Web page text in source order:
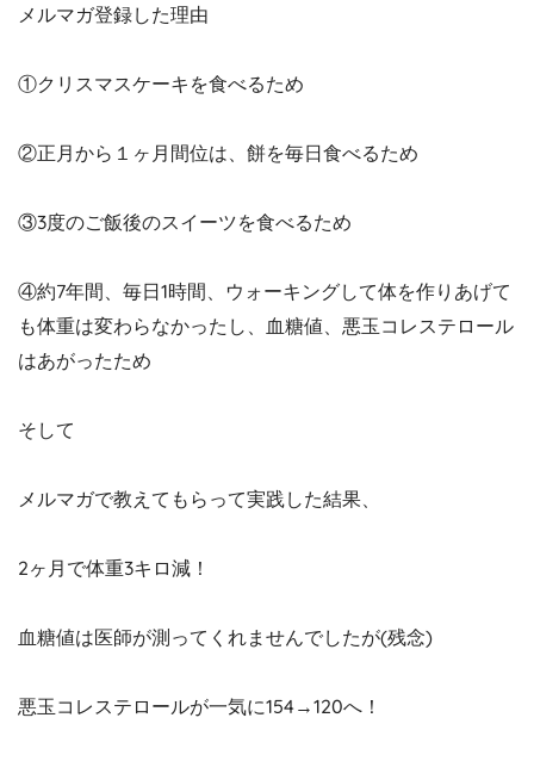
メルマガ登録した理由
①クリスマスケーキを食べるため
②正月から１ヶ月間位は、餅を毎日食べるため
③3度のご飯後のスイーツを食べるため
④約7年間、毎日1時間、ウォーキングして体を作りあげて
も体重は変わらなかったし、血糖値、悪玉コレステロール
はあがったため
そして
メルマガで教えてもらって実践した結果、
2ヶ月で体重3キロ減！
血糖値は医師が測ってくれませんでしたが(残念)
悪玉コレステロールが一気に154→120へ！